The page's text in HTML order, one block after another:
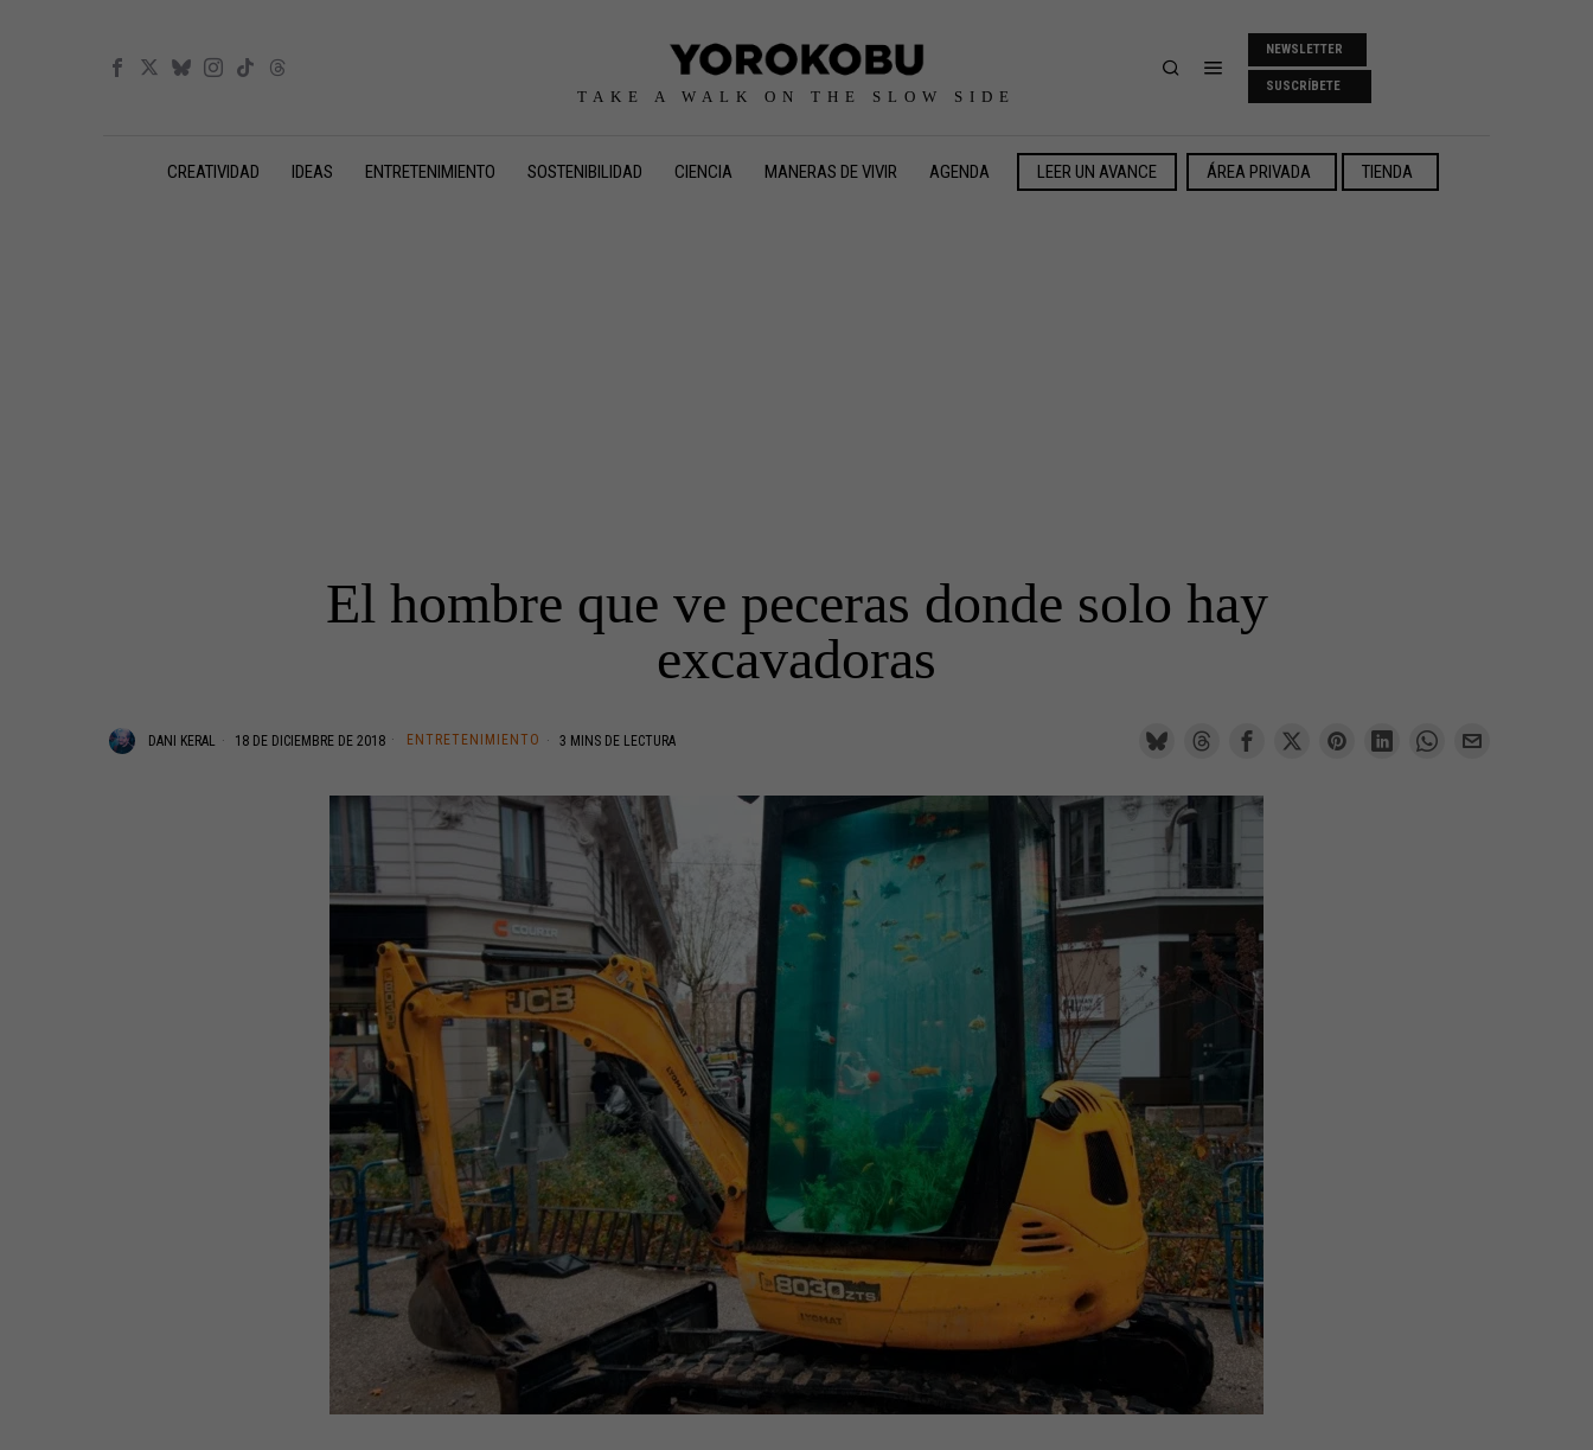
TAKE A WALK ON THE SLOW SIDE
NEWSLETTER
SUSCRÍBETE
CREATIVIDAD IDEAS ENTRETENIMIENTO SOSTENIBILIDAD CIENCIA MANERAS DE VIVIR AGENDA LEER UN AVANCE ÁREA PRIVADA TIENDA
El hombre que ve peceras donde solo hay
excavadoras
DANI KERAL 18 DE DICIEMBRE DE 2018 ENTRETENIMIENTO 3 MINS DE LECTURA